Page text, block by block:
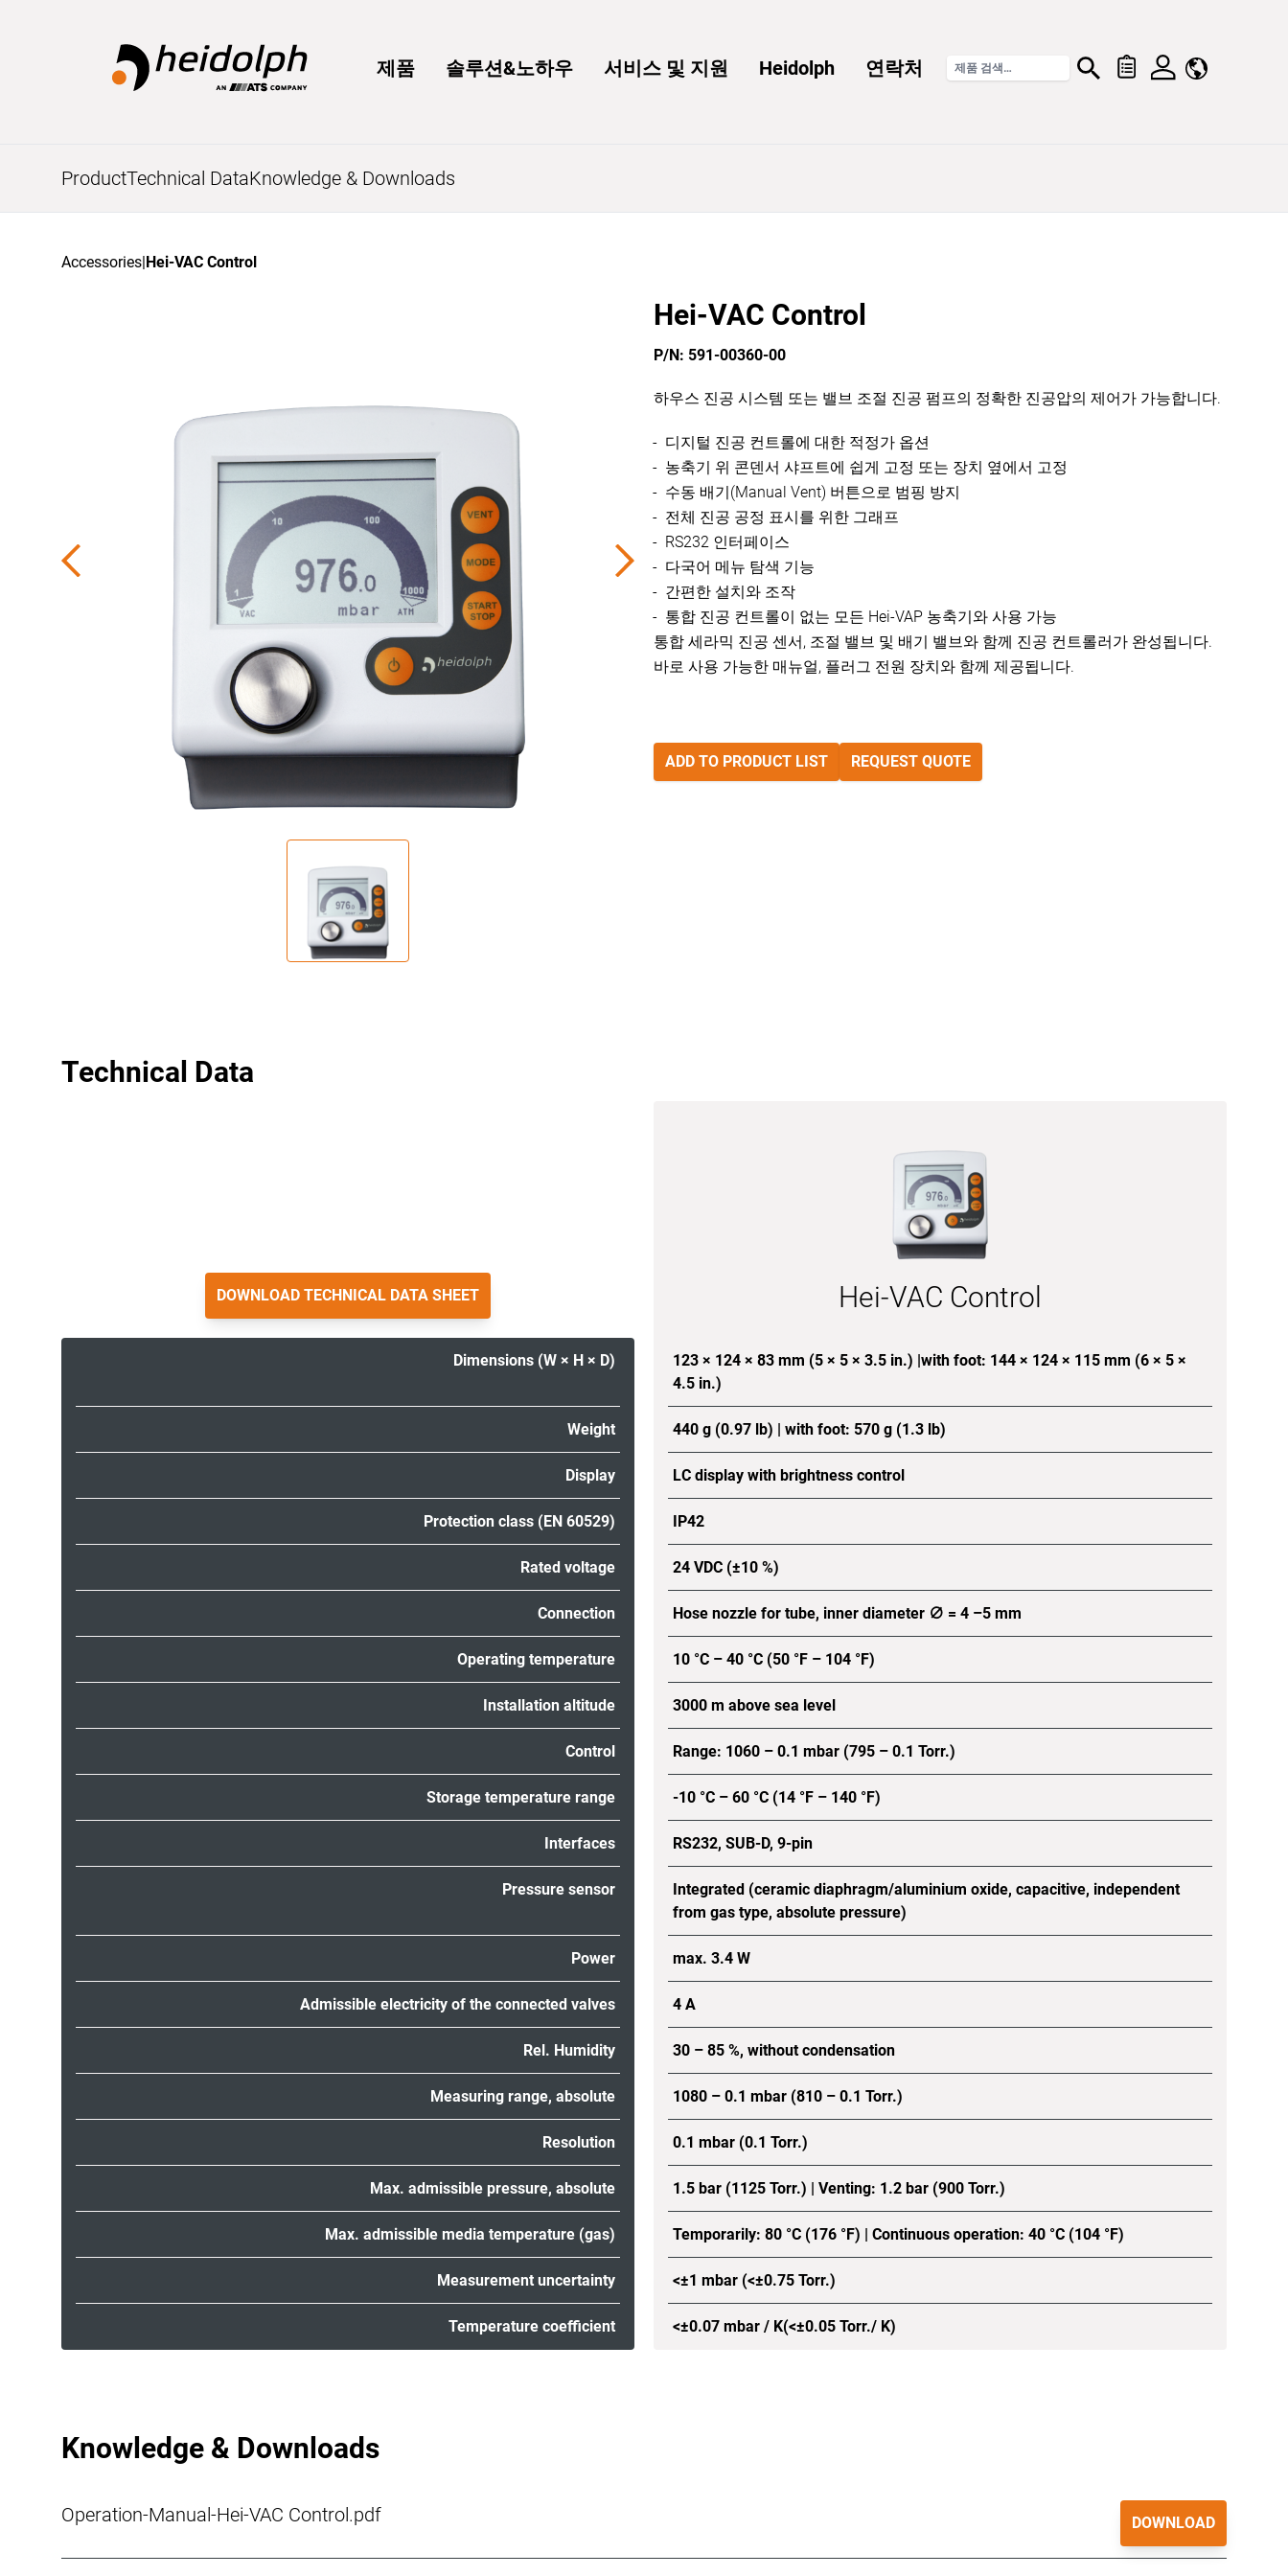
제품 솔루션&노하우 서비스 및 지원 Heidolph 연락처
ProductTechnical DataKnowledge & Downloads
Accessories|Hei-VAC Control
Hei-VAC Control
P/N: 591-00360-00
하우스 진공 시스템 또는 밸브 조절 진공 펌프의 정확한 진공압의 제어가 가능합니다.
디지털 진공 컨트롤에 대한 적정가 옵션
농축기 위 콘덴서 샤프트에 쉽게 고정 또는 장치 옆에서 고정
수동 배기(Manual Vent) 버튼으로 범핑 방지
전체 진공 공정 표시를 위한 그래프
RS232 인터페이스
다국어 메뉴 탐색 기능
간편한 설치와 조작
통합 진공 컨트롤이 없는 모든 Hei-VAP 농축기와 사용 가능
통합 세라믹 진공 센서, 조절 밸브 및 배기 밸브와 함께 진공 컨트롤러가 완성됩니다.
바로 사용 가능한 매뉴얼, 플러그 전원 장치와 함께 제공됩니다.
ADD TO PRODUCT LIST REQUEST QUOTE
Technical Data
DOWNLOAD TECHNICAL DATA SHEET Hei-VAC Control
Dimensions (W × H × D)
123 × 124 × 83 mm (5 × 5 × 3.5 in.) |with foot: 144 × 124 × 115 mm (6 × 5 ×
4.5 in.)
Weight 440 g (0.97 lb) | with foot: 570 g (1.3 lb)
Display LC display with brightness control
Protection class (EN 60529) IP42
Rated voltage 24 VDC (±10 %)
Connection Hose nozzle for tube, inner diameter ∅ = 4 –5 mm
Operating temperature 10 °C – 40 °C (50 °F – 104 °F)
Installation altitude 3000 m above sea level
Control Range: 1060 – 0.1 mbar (795 – 0.1 Torr.)
Storage temperature range -10 °C – 60 °C (14 °F – 140 °F)
Interfaces RS232, SUB-D, 9-pin
Pressure sensor
Integrated (ceramic diaphragm/aluminium oxide, capacitive, independent
from gas type, absolute pressure)
Power max. 3.4 W
Admissible electricity of the connected valves 4 A
Rel. Humidity 30 – 85 %, without condensation
Measuring range, absolute 1080 – 0.1 mbar (810 – 0.1 Torr.)
Resolution 0.1 mbar (0.1 Torr.)
Max. admissible pressure, absolute 1.5 bar (1125 Torr.) | Venting: 1.2 bar (900 Torr.)
Max. admissible media temperature (gas) Temporarily: 80 °C (176 °F) | Continuous operation: 40 °C (104 °F)
Measurement uncertainty <±1 mbar (<±0.75 Torr.)
Temperature coefficient <±0.07 mbar / K(<±0.05 Torr./ K)
Knowledge & Downloads
Operation-Manual-Hei-VAC Control.pdf DOWNLOAD